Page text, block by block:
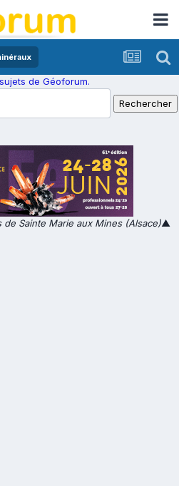
de Géoforum.
Sainte Marie aux Mines (Alsace)▲